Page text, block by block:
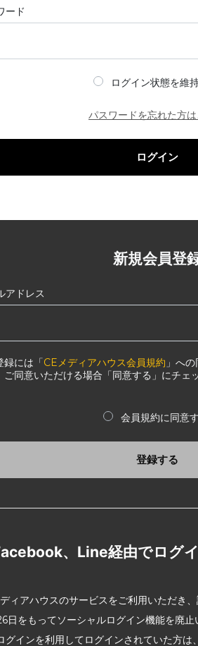
ード
ログイン状態を維
パスワードを忘れた方
ログイン
新規会員登
アドレス
録には「CEメディアハウス会員規約 」へ
ご同意いただける場合「同意する」にチェ
会員規約に同意
登録する
、Line経由でログ
ィアハウスのサービスをご利用いただき、
日をもってソーシャルログイン機能を廃止
グインを利用してログインされていた方は